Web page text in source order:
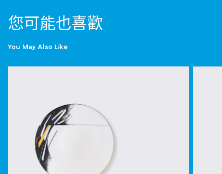
您可能也喜歡
You May Also Like